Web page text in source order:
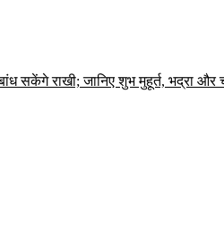
सकेंगे राखी; जानिए शुभ मुहूर्त, भद्रा